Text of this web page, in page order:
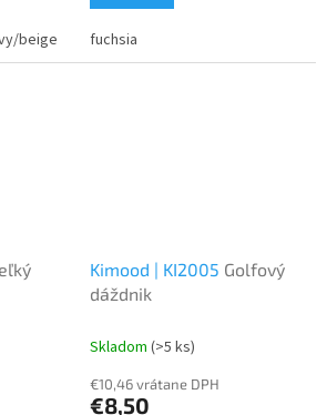
beige bottle green/beige
fuchsia
Kimood | KI2005 Golfový
dáždnik
Skladom (>5 ks)
€10,46 vrátane DPH
€8,50